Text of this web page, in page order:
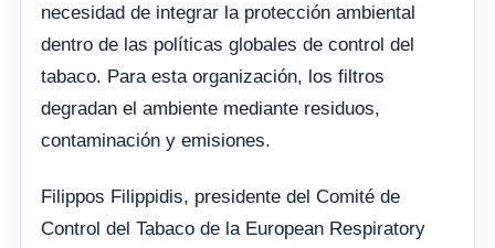
necesidad de integrar la protección ambiental
dentro de las políticas globales de control del
tabaco. Para esta organización, los filtros
degradan el ambiente mediante residuos,
contaminación y emisiones.
Filippos Filippidis, presidente del Comité de
Control del Tabaco de la European Respiratory